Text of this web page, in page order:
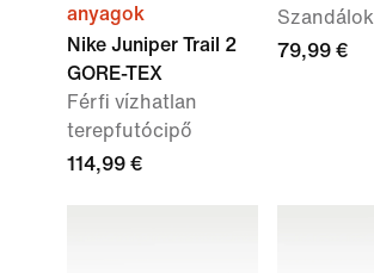
anyagok
Nike Juniper Trail 2
GORE-TEX
Férfi vízhatlan
terepfutócipő
114,99 €
Szandálok
79,99 €